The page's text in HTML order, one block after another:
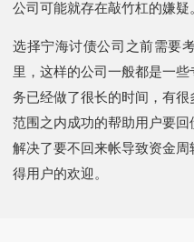
公司可能就存在敲竹杠的嫌疑
选择宁海讨债公司之前需要
里，这样的公司一般都是一
务已经做了很长的时间，有
范围之内成功的帮助用户要
解决了要不回来帐导致资金
得用户的欢迎。